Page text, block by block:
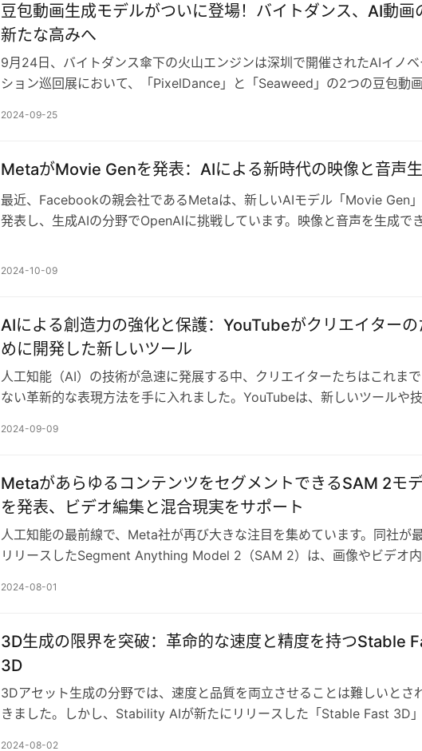
豆包動画生成モデルがついに登場！バイトダンス、AI動画
新たな高みへ
9月24日、バイトダンス傘下の火山エンジンは深圳で開催されたAIイノ
ション巡回展において、「PixelDance」と「Seaweed」の2つの豆包動
2024-09-25
MetaがMovie Genを発表：AIによる新時代の映像と音声
最近、Facebookの親会社であるMetaは、新しいAIモデル「Movie Gen
発表し、生成AIの分野でOpenAIに挑戦しています。映像と音声を生成で
2024-10-09
AIによる創造力の強化と保護：YouTubeがクリエイターの
めに開発した新しいツール
人工知能（AI）の技術が急速に発展する中、クリエイターたちはこれま
ない革新的な表現方法を手に入れました。YouTubeは、新しいツールや
2024-09-09
MetaがあらゆるコンテンツをセグメントできるSAM 2モ
を発表、ビデオ編集と混合現実をサポート
人工知能の最前線で、Meta社が再び大きな注目を集めています。同社が
リリースしたSegment Anything Model 2（SAM 2）は、画像やビデオ
2024-08-01
3D生成の限界を突破：革命的な速度と精度を持つStable
3D
3Dアセット生成の分野では、速度と品質を両立させることは難しいとさ
きました。しかし、Stability AIが新たにリリースした「Stable Fast 3D
2024-08-02